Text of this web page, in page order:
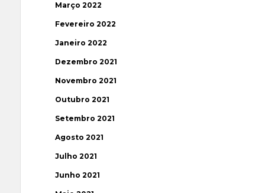
Março 2022
Fevereiro 2022
Janeiro 2022
Dezembro 2021
Novembro 2021
Outubro 2021
Setembro 2021
Agosto 2021
Julho 2021
Junho 2021